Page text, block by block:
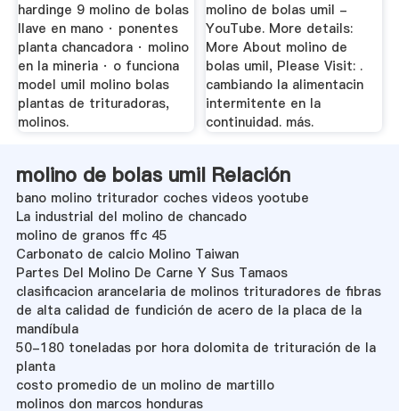
hardinge 9 molino de bolas
llave en mano · ponentes
planta chancadora · molino
en la mineria · o funciona
model umil molino bolas
plantas de trituradoras,
molinos.
molino de bolas umil -
YouTube. More details:
More About molino de
bolas umil, Please Visit: .
cambiando la alimentacin
intermitente en la
continuidad. más.
molino de bolas umil Relación
bano molino triturador coches videos yootube
La industrial del molino de chancado
molino de granos ffc 45
Carbonato de calcio Molino Taiwan
Partes Del Molino De Carne Y Sus Tamaos
clasificacion arancelaria de molinos trituradores de fibras
de alta calidad de fundición de acero de la placa de la
mandíbula
50-180 toneladas por hora dolomita de trituración de la
planta
costo promedio de un molino de martillo
molinos don marcos honduras